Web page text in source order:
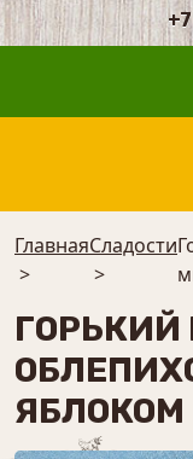
Главная
>
Сладости
>
ЯБЛОКОМ